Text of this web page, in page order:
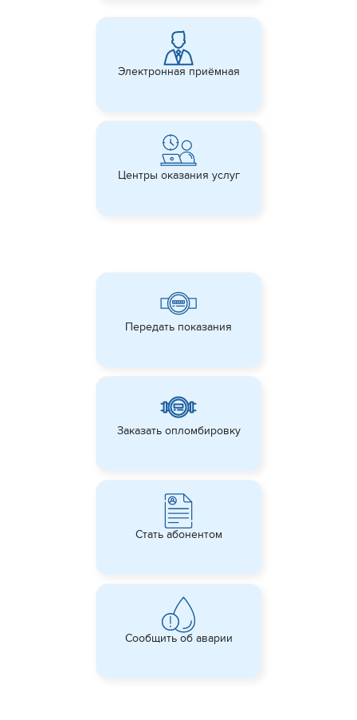
Электронная приёмная
Центры оказания услуг
Передать показания
Заказать опломбировку
Стать абонентом
Сообщить об аварии